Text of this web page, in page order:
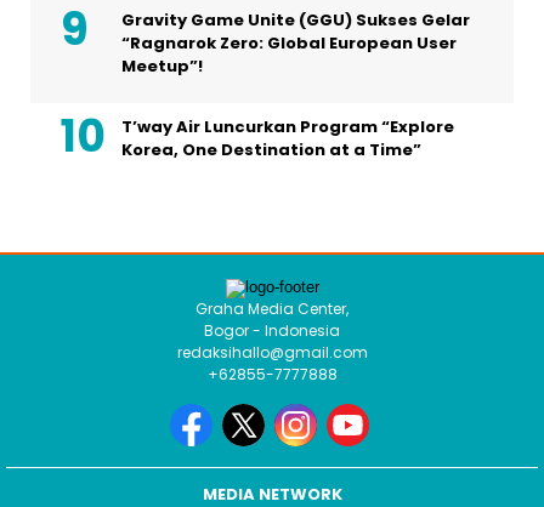
Gravity Game Unite (GGU) Sukses Gelar
“Ragnarok Zero: Global European User
Meetup”!
T’way Air Luncurkan Program “Explore
Korea, One Destination at a Time”
Graha Media Center,
Bogor - Indonesia
redaksihallo@gmail.com
+62855-7777888
MEDIA NETWORK